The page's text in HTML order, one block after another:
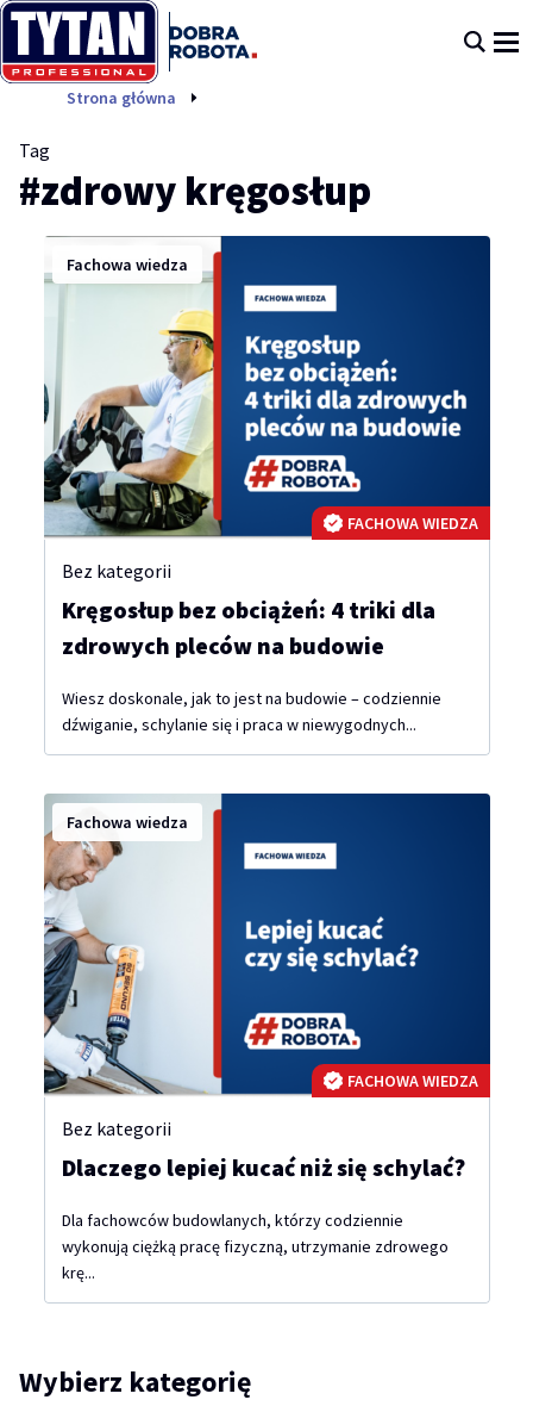
Strona główna
Tag
#zdrowy kręgosłup
FACHOWA WIEDZA
Fachowa wiedza
Bez kategorii
Kręgosłup bez obciążeń: 4 triki dla
zdrowych pleców na budowie
Wiesz doskonale, jak to jest na budowie – codziennie
dźwiganie, schylanie się i praca w niewygodnych...
FACHOWA WIEDZA
Fachowa wiedza
Bez kategorii
Dlaczego lepiej kucać niż się schylać?
Dla fachowców budowlanych, którzy codziennie
wykonują ciężką pracę fizyczną, utrzymanie zdrowego
krę...
Wybierz kategorię